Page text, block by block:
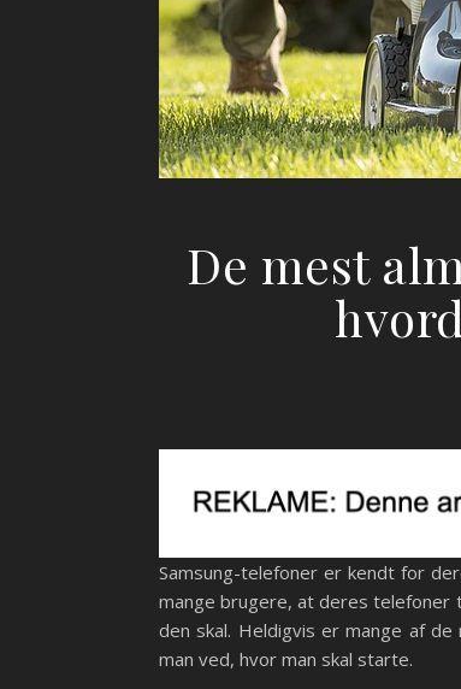
De mest
Samsung-telefoner er kendt for
mange brugere, at deres telefoner
den skal. Heldigvis er mange af
man ved, hvor man skal starte.